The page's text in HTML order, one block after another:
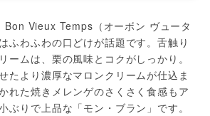
Bon Vieux Temps（オーボン ヴュータ
ふわふわの口どけが話題です。舌触り
ームは、栗の風味とコクがしっかり。
たより濃厚なマロンクリームが仕込ま
れた焼きメレンゲのさくさく食感もア
ぶりで上品な「モン・ブラン」です。